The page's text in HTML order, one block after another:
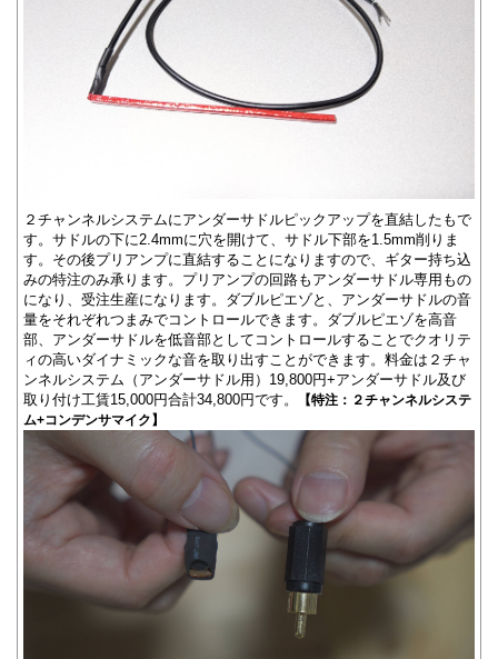
２チャンネルシステムにアンダーサドルピックアップを直結したもで
す。サドルの下に2.4mmに穴を開けて、サドル下部を1.5mm削りま
す。その後プリアンプに直結することになりますので、ギター持ち込
みの特注のみ承ります。プリアンプの回路もアンダーサドル専用もの
になり、受注生産になります。ダブルピエゾと、アンダーサドルの音
量をそれぞれつまみでコントロールできます。ダブルピエゾを高音
部、アンダーサドルを低音部としてコントロールすることでクオリテ
ィの高いダイナミックな音を取り出すことができます。料金は２チャ
ンネルシステム（アンダーサドル用）19,800円+アンダーサドル及び
取り付け工賃15,000円合計34,800円です。
【特注：２チャンネルシステ
ム+コンデンサマイク】